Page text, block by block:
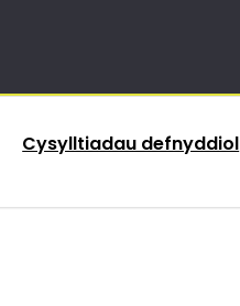
Cysylltiadau defnyddiol